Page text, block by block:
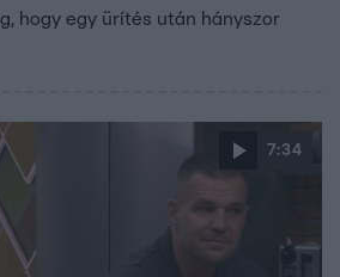
hogy egy ürítés után hányszor
7:34